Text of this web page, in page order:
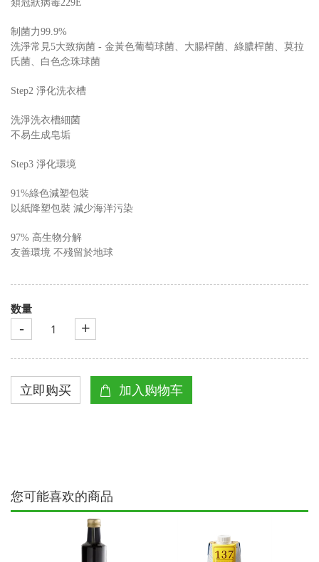
類冠狀病毒229E
制菌力99.9%
洗淨常見5大致病菌 - 金黃色葡萄球菌、大腸桿菌、綠膿桿菌、莫拉
氏菌、白色念珠球菌
Step2 淨化洗衣槽
洗淨洗衣槽細菌
不易生成皂垢
Step3 淨化環境
91%綠色減塑包裝
以紙降塑包裝 減少海洋污染
97% 高生物分解
友善環境 不殘留於地球
数量
- +
您可能喜欢的商品